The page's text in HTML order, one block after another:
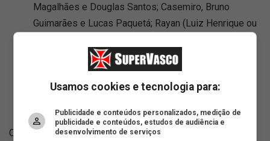
Magalhães e Douglas Santos; Casemiro, Bruno
Guimarães e Lucas Paquetá; Rayan (Luiz Henrique ou
Carlo Ancelotti.
Árbitro: Cesar Ramos (MEX)
Assistentes: Alberto Morin e Marco Bisguerra (MEX)
Com informações do Jogada10.
Usamos cookies e tecnologia para:
Publicidade e conteúdos personalizados, medição de
publicidade e conteúdos, estudos de audiência e
desenvolvimento de serviços